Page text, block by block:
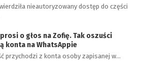
nieautoryzowany dostęp do części
o głos na Zofię. Tak oszuści
konta na WhatsAppie
przychodzi z konta osoby zapisanej w…